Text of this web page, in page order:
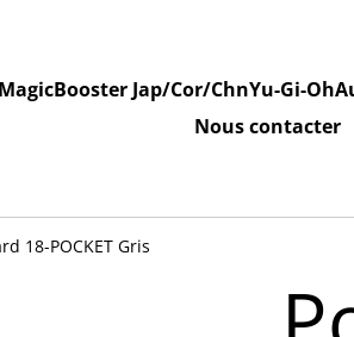
Booster Jap/Cor/ChnYu-Gi-Oh
Nous contacter
18-POCKET Gris